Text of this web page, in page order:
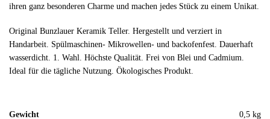
ihren ganz besonderen Charme und machen jedes Stück zu einem Unikat.
Original Bunzlauer Keramik Teller. Hergestellt und verziert in
Handarbeit. Spülmaschinen- Mikrowellen- und backofenfest. Dauerhaft
wasserdicht. 1. Wahl. Höchste Qualität. Frei von Blei und Cadmium.
Ideal für die tägliche Nutzung. Ökologisches Produkt.
Gewicht 0,5 kg